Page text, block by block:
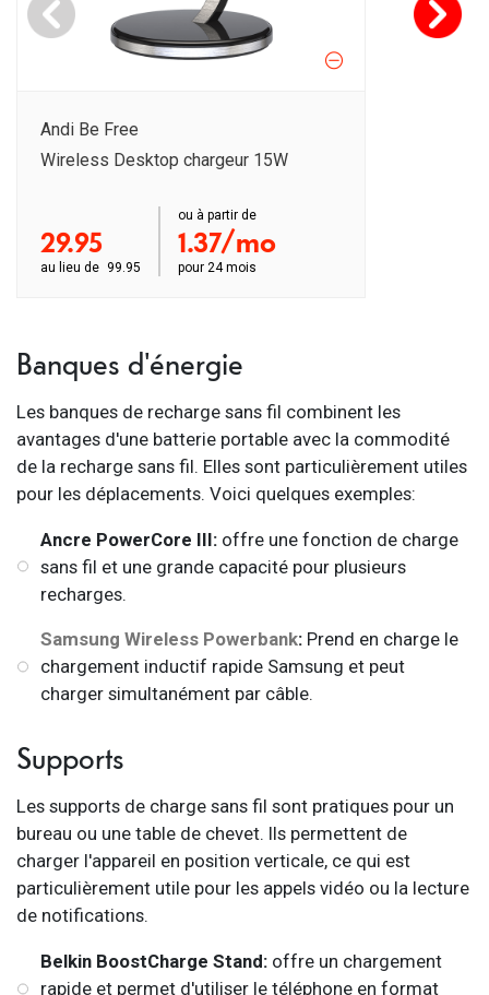
Andi Be Free
Wireless Desktop chargeur 15W
29.95
au lieu de 99.95
ou à partir de
1.37/mo
pour 24 mois
Banques d'énergie
Les banques de recharge sans fil combinent les
avantages d'une batterie portable avec la commodité
de la recharge sans fil. Elles sont particulièrement utiles
pour les déplacements. Voici quelques exemples:
Ancre PowerCore III: offre une fonction de charge
sans fil et une grande capacité pour plusieurs
recharges.
Samsung Wireless Powerbank: Prend en charge le
chargement inductif rapide Samsung et peut
charger simultanément par câble.
Supports
Les supports de charge sans fil sont pratiques pour un
bureau ou une table de chevet. Ils permettent de
charger l'appareil en position verticale, ce qui est
particulièrement utile pour les appels vidéo ou la lecture
de notifications.
Belkin BoostCharge Stand: offre un chargement
rapide et permet d'utiliser le téléphone en format